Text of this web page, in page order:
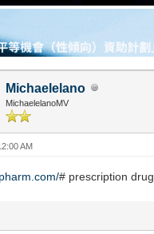
Michaelelano
MichaelelanoMV
AM
# prescription